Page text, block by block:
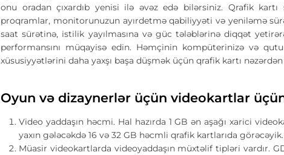
onu oradan çıxardıb yenisi ilə əvəz edə bilərsiniz. Qrafik kartı
proqramlar, monitorunuzun ayırdetmə qabiliyyəti və yeniləmə
saat sürətinə, istilik yayılmasına və güc tələblərinə diqqət
performansını müqayisə edin. Həmçinin kompüterinizə və
xüsusiyyətlərini daha yaxşı başa düşmək üçün qrafik kartı
Oyun və dizaynerlər üçün videokartlar
Video yaddaşın həcmi. Hal hazırda 1 GB ən aşağı xarici
yaxın gələcəkdə 16 və 32 GB həcmli qrafik kartlarıda görəcəyik.
Müasir videokartlarda videoyaddaşın müxtəlif tipləri vardır.